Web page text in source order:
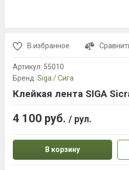
В избранное
Артикул: 55010
Бренд: Siga / Сига
Клейкая лента SIGA
4 100 руб. / рул.
В корзину